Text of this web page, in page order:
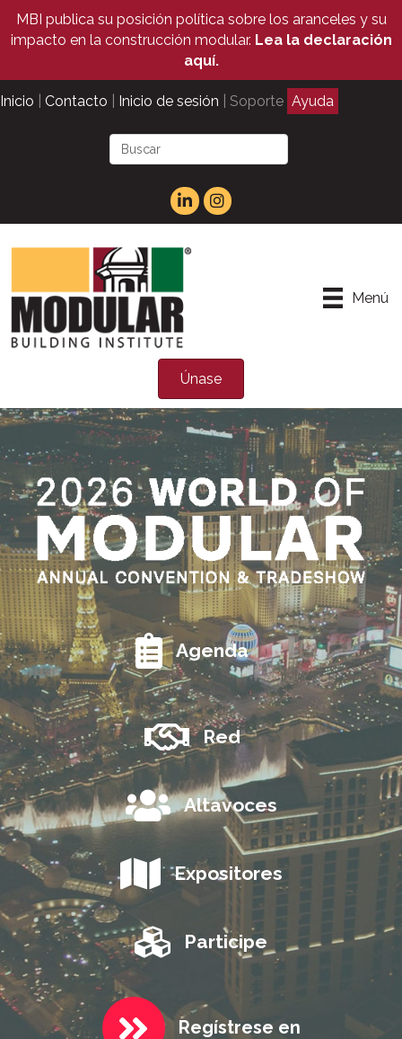
MBI publica su posición política sobre los aranceles y su
impacto en la construcción modular. Lea la declaración
aquí.
Inicio Contacto Inicio de sesión | Soporte Ayuda
Menú
Únase
Agenda
Red
Altavoces
Expositores
Participe
Regístrese en